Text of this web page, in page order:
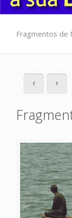
Fragmentos de